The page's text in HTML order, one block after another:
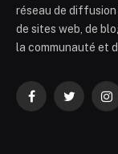
réseau de
de sites web, de
la communauté et
FacebookTwitter